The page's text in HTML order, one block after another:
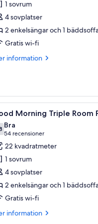
1 sovrum
4 sovplatser
2 enkelsängar och 1
Gratis wi-fi
information
ett litet bord och ett
8 Morning Triple Room
av 10
Bra
54 recensioner
(54 recensioner)
22 kvadratmeter
1 sovrum
4 sovplatser
2 enkelsängar och 1
Gratis wi-fi
information